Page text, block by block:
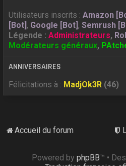
Utilisateurs inscrits :Amazon
[Bot], Google [Bot],Semrush
Légende :Administrateurs,
Modérateurs généraux,
ANNIVERSAIRES
Félicitations à : MadjOk3R (46)
Accueil du forum
Powered by phpBB™ •